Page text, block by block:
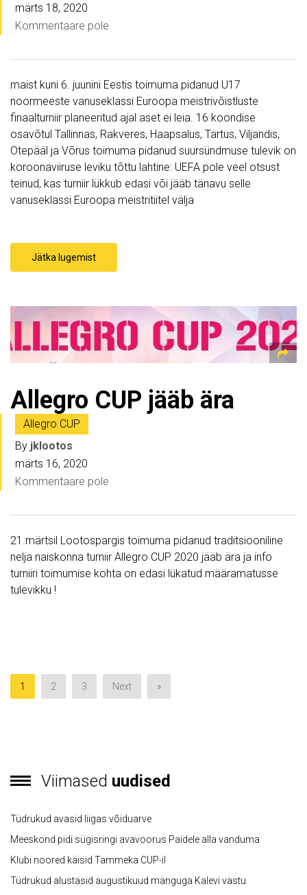
märts 18, 2020
Kommentaare pole
maist kuni 6. juunini Eestis toimuma pidanud U17
noormeeste vanuseklassi Euroopa meistrivõistluste
finaalturniir planeeritud ajal aset ei leia. 16 koondise
osavõtul Tallinnas, Rakveres, Haapsalus, Tartus, Viljandis,
Otepääl ja Võrus toimuma pidanud suursündmuse tulevik on
koroonaviiruse leviku tõttu lahtine: UEFA pole veel otsust
teinud, kas turniir lükkub edasi või jääb tänavu selle
vanuseklassi Euroopa meistritiitel välja
Jätka lugemist
Allegro CUP jääb ära
Allegro CUP
By jklootos
märts 16, 2020
Kommentaare pole
21.märtsil Lootospargis toimuma pidanud traditsiooniline
nelja naiskonna turniir Allegro CUP 2020 jääb ära ja info
turniiri toimumise kohta on edasi lükatud määramatusse
tulevikku !
1 2 3 Next »
Viimased uudised
Tüdrukud avasid liigas võiduarve
Meeskond pidi sügisringi avavoorus Paidele alla vanduma
Klubi noored käisid Tammeka CUP-il
Tüdrukud alustasid augustikuud mänguga Kalevi vastu